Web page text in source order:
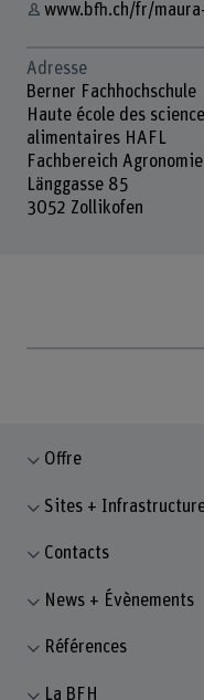
www.bfh.ch/fr/
Adresse
Berner Fachhochschule
Haute école des
alimentaires HAFL
Fachbereich Agronomie
Länggasse 85
3052 Zollikofen
Offre
Sites +
Contacts
News + Évènements
Références
La BFH